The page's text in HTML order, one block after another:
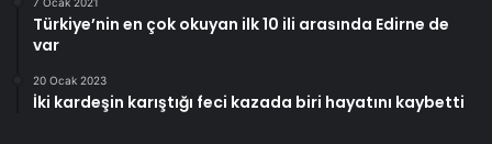
Türkiye’nin en çok okuyan ilk 10 ili arasında Edirne de
var
20 Ocak 2023
İki kardeşin karıştığı feci kazada biri hayatını kaybetti